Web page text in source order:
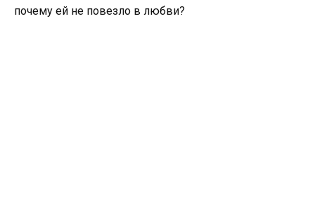
почему ей не повезло в любви?